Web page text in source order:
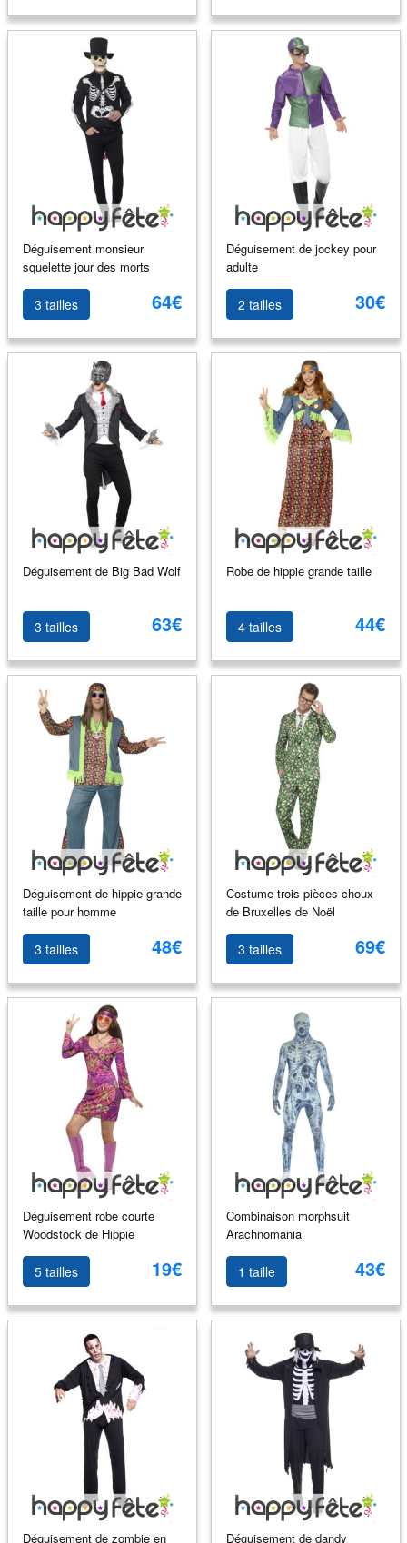
Déguisement monsieur
squelette jour des morts
3 tailles 64€
Déguisement de jockey pour
adulte
2 tailles 30€
Déguisement de Big Bad Wolf
3 tailles 63€
Robe de hippie grande taille
4 tailles 44€
Déguisement de hippie grande
taille pour homme
3 tailles 48€
Costume trois pièces choux
de Bruxelles de Noël
3 tailles 69€
Déguisement robe courte
Woodstock de Hippie
5 tailles 19€
Combinaison morphsuit
Arachnomania
1 taille 43€
Déguisement de zombie en
Déguisement de dandy